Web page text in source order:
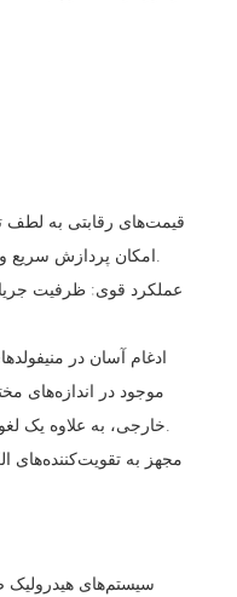
موجود در اندازه‌های